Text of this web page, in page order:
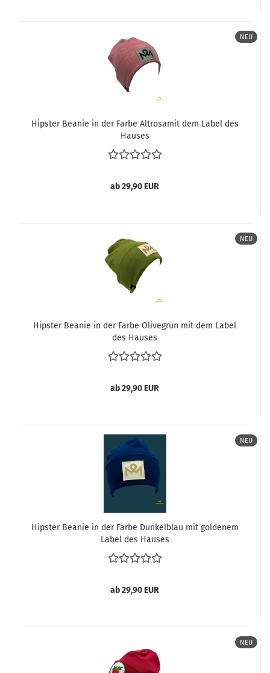
NEU
Hipster Beanie in der Farbe Altrosamit dem Label des
Hauses
ab 29,90 EUR
NEU
Hipster Beanie in der Farbe Olivegrün mit dem Label
des Hauses
ab 29,90 EUR
NEU
Hipster Beanie in der Farbe Dunkelblau mit goldenem
Label des Hauses
ab 29,90 EUR
NEU